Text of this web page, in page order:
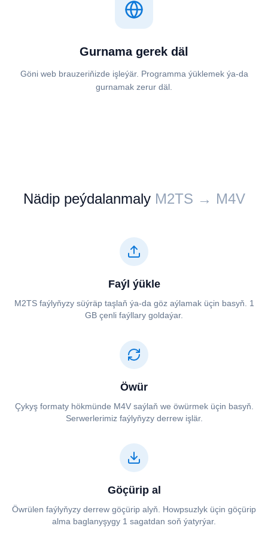
Gurnama gerek däl
Göni web brauzeriňizde işleýär. Programma ýüklemek ýa-da
gurnamak zerur däl.
Nädip peýdalanmaly ⁦⁦M2TS⁩⁩ → ⁦⁦M4V⁩⁩
Faýl ýükle
⁦⁦M2TS⁩⁩ faýlyňyzy süýräp taşlaň ýa-da göz aýlamak üçin basyň. 1
GB çenli faýllary goldaýar.
Öwür
Çykyş formaty hökmünde ⁦⁦M4V⁩⁩ saýlaň we öwürmek üçin basyň.
Serwerlerimiz faýlyňyzy derrew işlär.
Göçürip al
Öwrülen faýlyňyzy derrew göçürip alyň. Howpsuzlyk üçin göçürip
alma baglanyşygy 1 sagatdan soň ýatyrýar.